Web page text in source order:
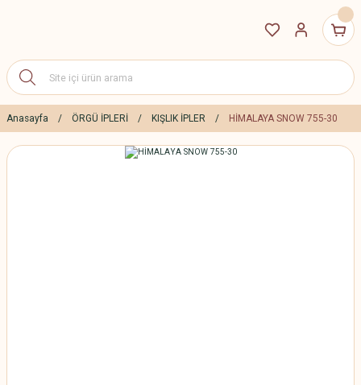
Anasayfa ÖRGÜ İPLERİ KIŞLIK İPLER HİMALAYA SNOW 755-30